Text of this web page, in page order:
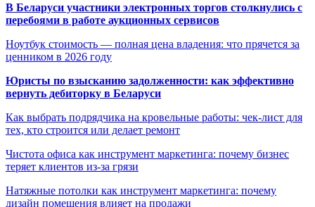
В Беларуси участники электронных торгов столкнулись с
перебоями в работе аукционных сервисов
Ноутбук стоимость — полная цена владения: что прячется за
ценником в 2026 году
Юристы по взысканию задолженности: как эффективно
вернуть дебиторку в Беларуси
Как выбрать подрядчика на кровельные работы: чек-лист для
тех, кто строится или делает ремонт
Чистота офиса как инструмент маркетинга: почему бизнес
теряет клиентов из-за грязи
Натяжные потолки как инструмент маркетинга: почему
дизайн помещения влияет на продажи